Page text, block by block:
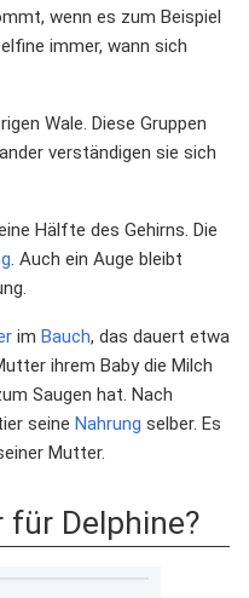
wenn es zum Beispiel
immer, wann sich
Wale. Diese Gruppen
verständigen sie sich
Hälfte des Gehirns. Die
. Auch ein Auge bleibt
im Bauch, das dauert etwa
ihrem Baby die Milch
Saugen hat. Nach
seine Nahrung selber. Es
Mutter.
für Delphine?